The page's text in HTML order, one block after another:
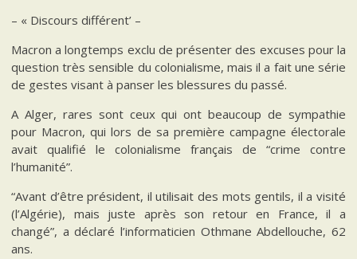
– « Discours différent’ –
Macron a longtemps exclu de présenter des excuses pour la
question très sensible du colonialisme, mais il a fait une série
de gestes visant à panser les blessures du passé.
A Alger, rares sont ceux qui ont beaucoup de sympathie
pour Macron, qui lors de sa première campagne électorale
avait qualifié le colonialisme français de “crime contre
l’humanité”.
“Avant d’être président, il utilisait des mots gentils, il a visité
(l’Algérie), mais juste après son retour en France, il a
changé”, a déclaré l’informaticien Othmane Abdellouche, 62
ans.